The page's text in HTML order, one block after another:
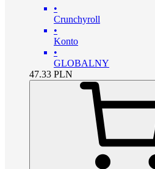
•
Crunchyroll
•
Konto
•
GLOBALNY
47.33 PLN